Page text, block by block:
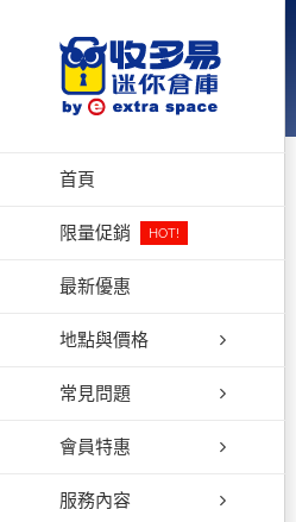
首頁
限量促銷 HOT!
最新優惠
地點與價格
常見問題
會員特惠
服務內容